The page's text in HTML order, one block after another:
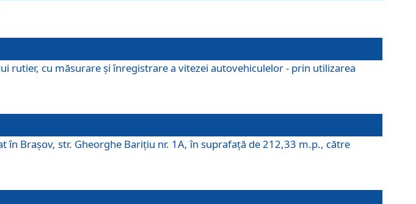
rutier, cu măsurare și înregistrare a vitezei autovehiculelor - prin utilizarea
Braşov, str. Gheorghe Bariţiu nr. 1A, în suprafaţă de 212,33 m.p., către